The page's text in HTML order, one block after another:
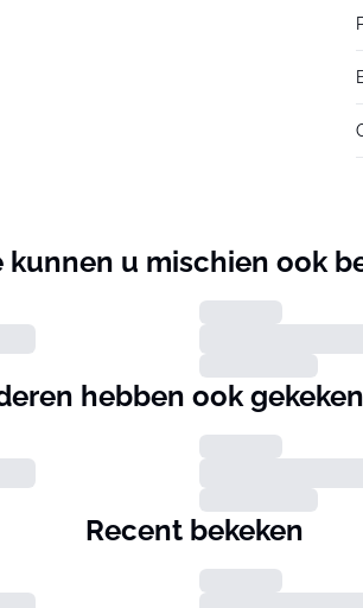
kunnen u mischien ook
hebben ook
Recent bekeken